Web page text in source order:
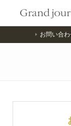
お問い合